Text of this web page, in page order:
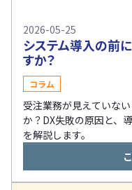
2026-05-25
システム導入の前
すか？
コラム
受注業務が見えていな
か？DX失敗の原因と、
を解説します。